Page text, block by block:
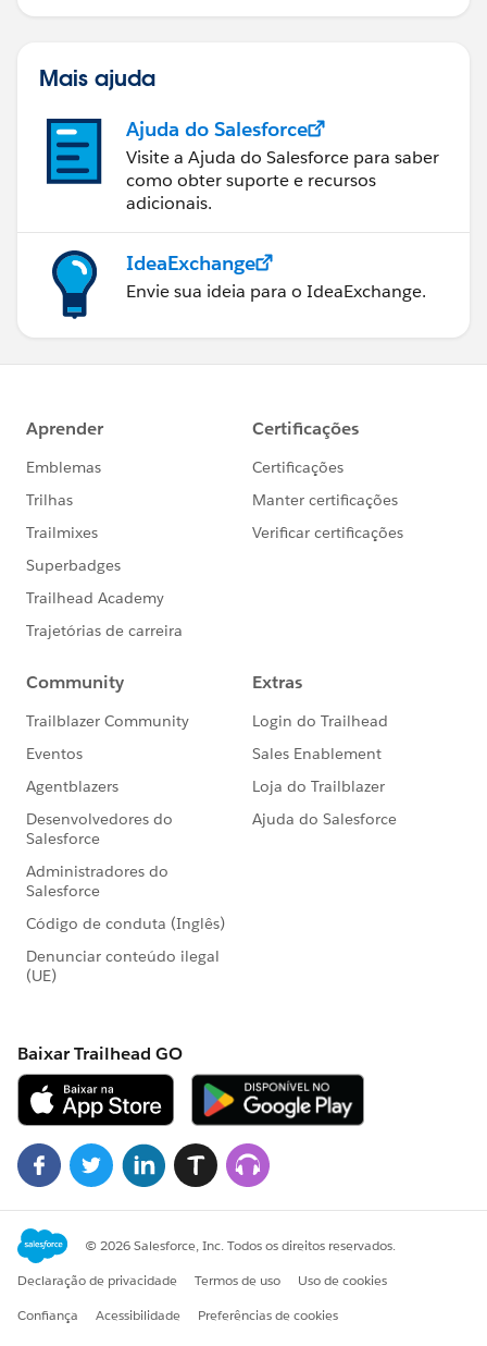
Mais ajuda
Ajuda do Salesforce
Visite a Ajuda do Salesforce para saber
como obter suporte e recursos
adicionais.
IdeaExchange
Envie sua ideia para o IdeaExchange.